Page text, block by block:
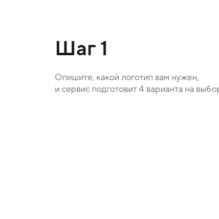
Шаг 1
Опишите, какой логотип вам нужен,
и сервис подготовит 4 варианта на